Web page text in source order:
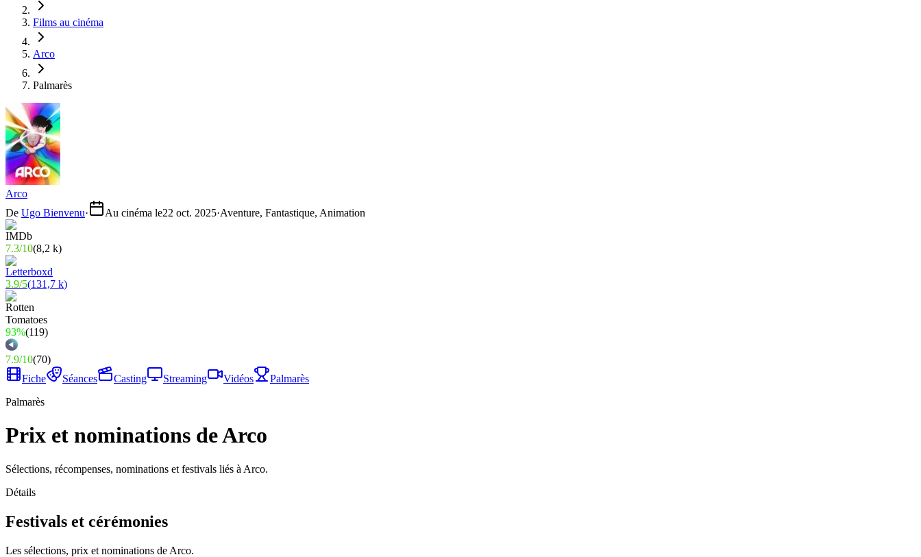
Films au cinéma
Arco
Palmarès
Arco
De Ugo Bienvenu· Au cinéma le22 oct. 2025·Aventure, Fantastique, Animation
7.3/10(8,2 k)
3.9/5(131,7 k)
93%(119)
7.9/10(70)
Fiche
Séances Casting Streaming Vidéos
Palmarès
Palmarès
Prix et nominations de Arco
Sélections, récompenses, nominations et festivals liés à Arco.
Détails
Festivals et cérémonies
Les sélections, prix et nominations de Arco.